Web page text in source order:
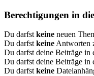
Berechtigungen in
Du darfst keine neuen
Du darfst keine Antworten
Du darfst deine Beiträge in
Du darfst deine Beiträge in
Du darfst keine